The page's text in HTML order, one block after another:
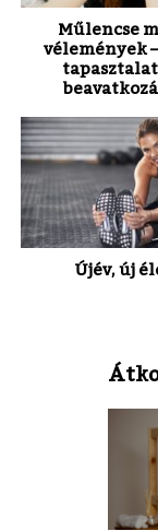
Műlencse
vélemények
Újév, új